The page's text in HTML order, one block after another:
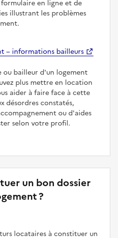
en ligne et de
illustrant les problèmes
– informations bailleurs
ou bailleur d'un logement
plus mettre en location
aider à faire face à cette
désordres constatés,
ou d'aides
selon votre profil.
un bon dossier
?
locataires à constituer un